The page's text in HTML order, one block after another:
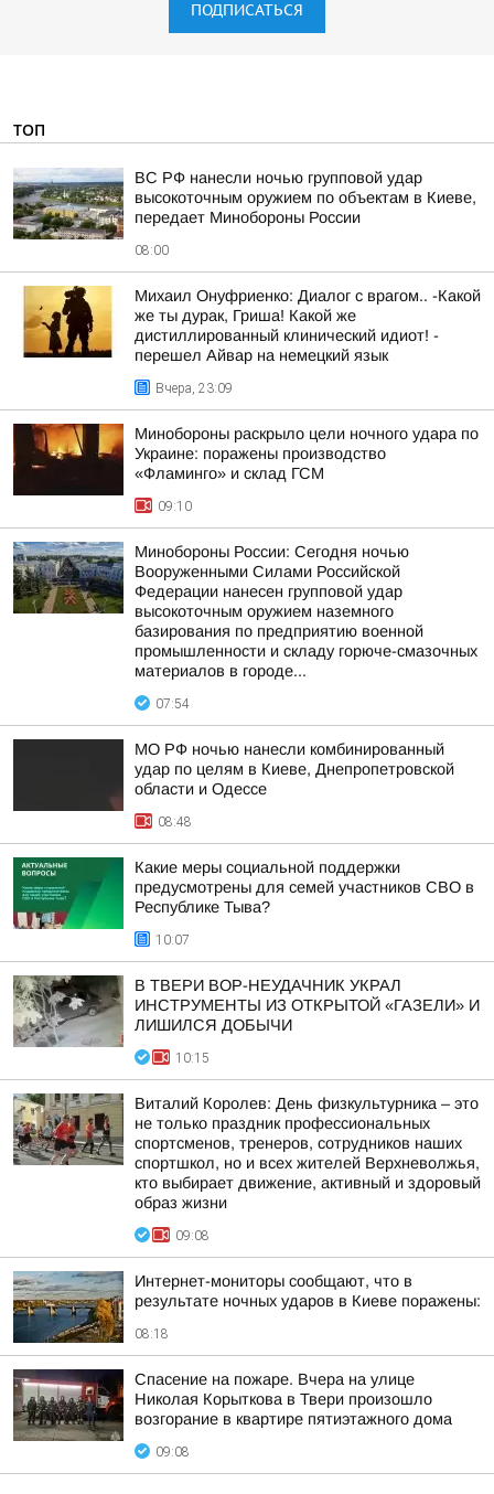
ПОДПИСАТЬСЯ
ТОП
ВС РФ нанесли ночью групповой удар
высокоточным оружием по объектам в Киеве,
передает Минобороны России
08:00
Михаил Онуфриенко: Диалог с врагом.. -Какой
же ты дурак, Гриша! Какой же
дистиллированный клинический идиот! -
перешел Айвар на немецкий язык
Вчера, 23:09
Минобороны раскрыло цели ночного удара по
Украине: поражены производство
«Фламинго» и склад ГСМ
09:10
Минобороны России: Сегодня ночью
Вооруженными Силами Российской
Федерации нанесен групповой удар
высокоточным оружием наземного
базирования по предприятию военной
промышленности и складу горюче-смазочных
материалов в городе...
07:54
МО РФ ночью нанесли комбинированный
удар по целям в Киеве, Днепропетровской
области и Одессе
08:48
Какие меры социальной поддержки
предусмотрены для семей участников СВО в
Республике Тыва?
10:07
В ТВЕРИ ВОР-НЕУДАЧНИК УКРАЛ
ИНСТРУМЕНТЫ ИЗ ОТКРЫТОЙ «ГАЗЕЛИ» И
ЛИШИЛСЯ ДОБЫЧИ
10:15
Виталий Королев: День физкультурника – это
не только праздник профессиональных
спортсменов, тренеров, сотрудников наших
спортшкол, но и всех жителей Верхневолжья,
кто выбирает движение, активный и здоровый
образ жизни
09:08
Интернет-мониторы сообщают, что в
результате ночных ударов в Киеве поражены:
08:18
Спасение на пожаре. Вчера на улице
Николая Корыткова в Твери произошло
возгорание в квартире пятиэтажного дома
09:08